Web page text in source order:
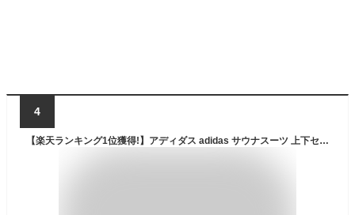
4
【楽天ランキング1位獲得!】アディダス adidas サウナスーツ 上下セット メンズ レディース SAUNA SUIT 減量 ダイエット 発汗 撥水 プルオーバー ロングパンツ セットアップ 上下組 トレーニングウェア adiSS01-V2